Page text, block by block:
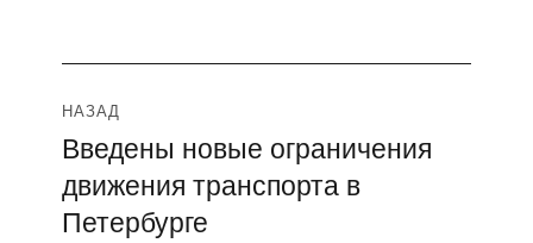
Навигация
по
записям
НАЗАД
Предыдущая
запись:
Введены новые ограничения
движения транспорта в
Петербурге